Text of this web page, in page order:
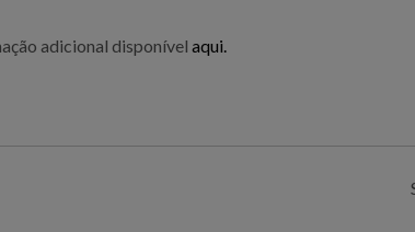
adicional disponívelaqui.